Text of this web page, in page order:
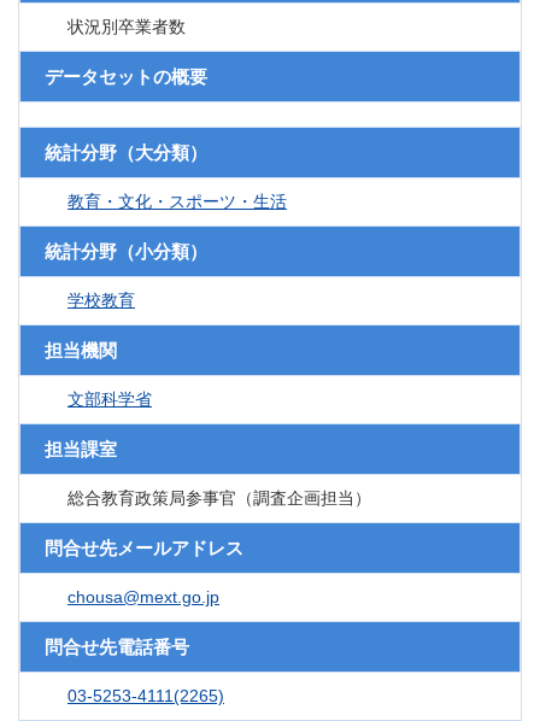
状況別卒業者数
データセットの概要
統計分野（大分類）
教育・文化・スポーツ・生活
統計分野（小分類）
学校教育
担当機関
文部科学省
担当課室
総合教育政策局参事官（調査企画担当）
問合せ先メールアドレス
chousa@mext.go.jp
問合せ先電話番号
03-5253-4111(2265)